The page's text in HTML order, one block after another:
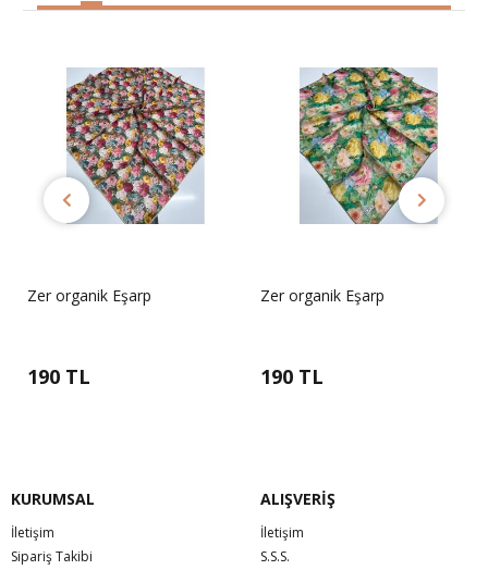
Zer organik Eşarp
190 TL
Zer organik Eşarp
190 TL
KURUMSAL
İletişim
Sipariş Takibi
ALIŞVERİŞ
İletişim
S.S.S.